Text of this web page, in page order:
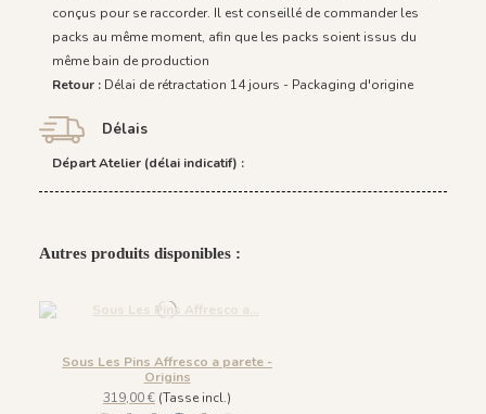
conçus pour se raccorder. Il est conseillé de commander les
packs au même moment, afin que les packs soient issus du
même bain de production
Retour : Délai de rétractation 14 jours - Packaging d'origine
Délais
Départ Atelier (délai indicatif) :
Autres produits disponibles :
Sous Les Pins Affresco a parete -
Origins
319,00 € (Tasse incl.)